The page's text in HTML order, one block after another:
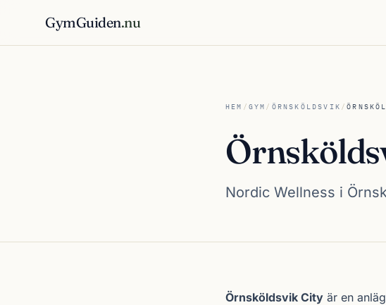
GymGuiden.nu
HEM / GYM / ÖRNSKÖLDSVIK /
Nordic Wellness i
Om Örnsköldsvik City
Örnsköldsvik City är en